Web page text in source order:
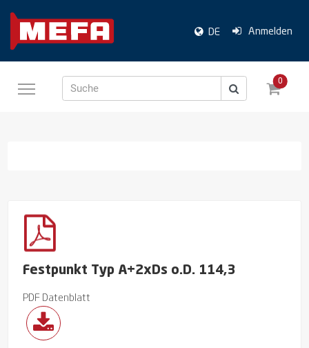
DE Anmelden
Suche
0
Festpunkt Typ A+2xDs o.D. 114,3
PDF Datenblatt